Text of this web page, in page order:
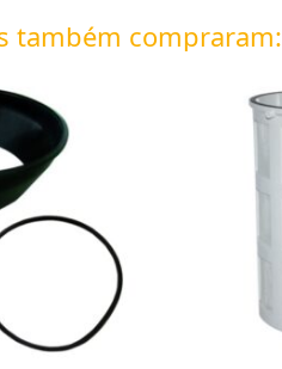
também compraram: